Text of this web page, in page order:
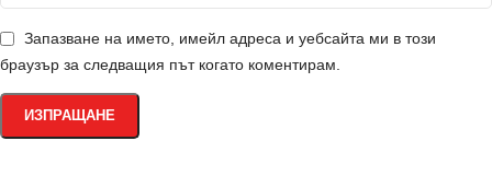
Запазване на името, имейл адреса и уебсайта ми в този
браузър за следващия път когато коментирам.